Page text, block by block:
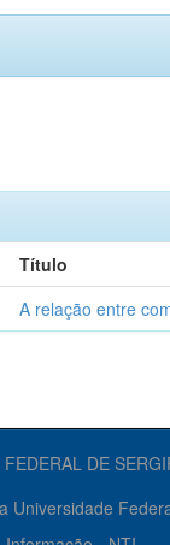
Título
A relação entre
DE
Universidade